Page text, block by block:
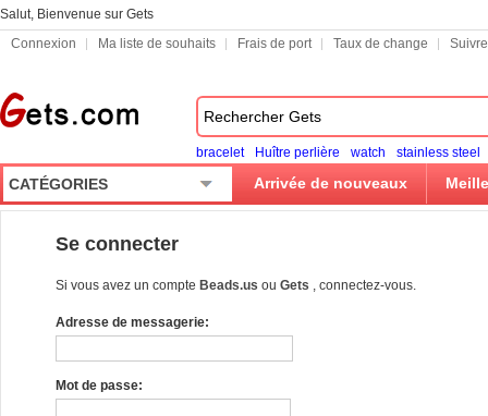
Salut, Bienvenue sur Gets
Connexion
Ma liste de souhaits Frais de port Taux de change
bracelet Huître perlière watch stainless steel
CATÉGORIES Arrivée de nouveaux
Se connecter
Si vous avez un compte Beads.us ou Gets , connectez-vous.
Adresse de messagerie:
Mot de passe: